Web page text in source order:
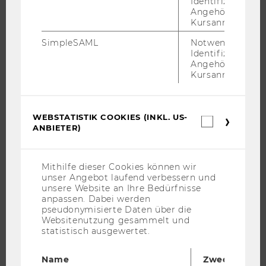
ÜBER DIE WU
EVENTS ARCHIV
Angehörige/r für
Kursanmeldung.
SimpleSAML
Notwendig zur
Identifizierung
Angehörige/r für
Kursanmeldung.
WEBSTATISTIK COOKIES (INKL. US-
ANBIETER)
Mithilfe dieser Cookies können wir
unser Angebot laufend verbessern und
unsere Website an Ihre Bedürfnisse
anpassen. Dabei werden
pseudonymisierte Daten über die
Websitenutzung gesammelt und
statistisch ausgewertet.
Name
Zweck